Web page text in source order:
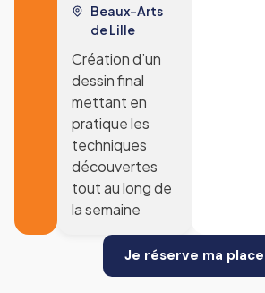
Beaux-Arts
de Lille
Création d’un
dessin final
mettant en
pratique les
techniques
découvertes
tout au long de
la semaine
Je réserve ma place